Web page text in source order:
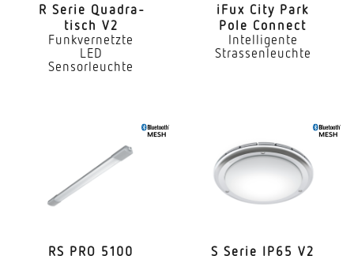
Mit Funk-Netzwerksteuerung
Passiv Infrarot
Erfassungswinkel
Reichweite Tangential
R Serie Quadra­
tisch V2
Funkvernetzte
LED
Sensorleuchte
iFux City Park
Pole Connect
Intelligente
Strassenleuchte
RS PRO 5100
S Serie IP65 V2